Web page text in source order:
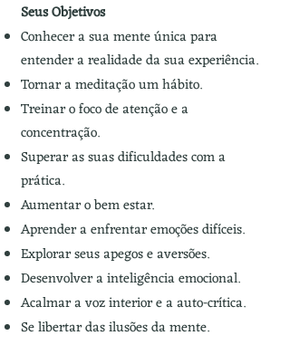
Seus Objetivos
Conhecer a sua mente única para
entender a realidade da sua experiência​.
Tornar a meditação um hábito.
Treinar o foco de atenção e a
concentração.
Superar as suas dificuldades com a
prática.
Aumentar o bem estar.
Aprender a enfrentar emoções difíceis.
Explorar seus apegos e aversões.
Desenvolver a inteligência emocional.
Acalmar a voz interior e a auto-crítica.
Se libertar das ilusões da mente.